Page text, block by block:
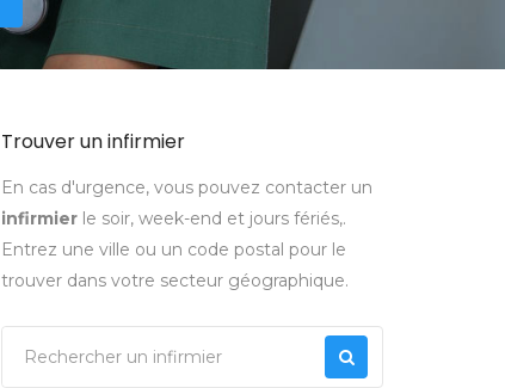
Trouver un infirmier
En cas d'urgence, vous pouvez contacter un
infirmier le soir, week-end et jours fériés,.
Entrez une ville ou un code postal pour le
trouver dans votre secteur géographique.